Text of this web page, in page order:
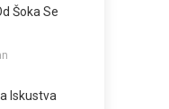
Šoka Se
Iskustva